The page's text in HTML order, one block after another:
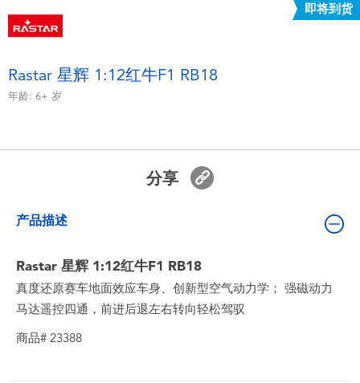
模仿，化妆及造型系列
毛绒公仔玩具
玩具促销
玩具清货
即将到货
Rastar 星辉 1:12红牛F1 RB18
年龄: 6+ 岁
分享
产品描述
Rastar 星辉 1:12红牛F1 RB18
真度还原赛车地面效应车身、创新型空气动力学； 强磁动力
马达遥控四通，前进后退左右转向轻松驾驭
商品# 23388